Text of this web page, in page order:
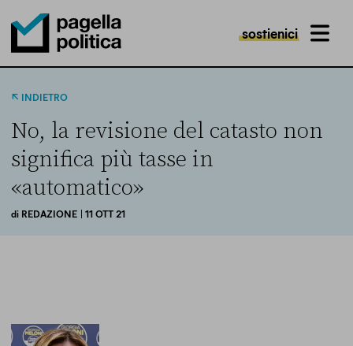
Pagella Politica Logo
sostienici MENU
INDIETRO
No, la revisione del catasto non
significa più tasse in
«automatico»
di REDAZIONE | 11 OTT 21